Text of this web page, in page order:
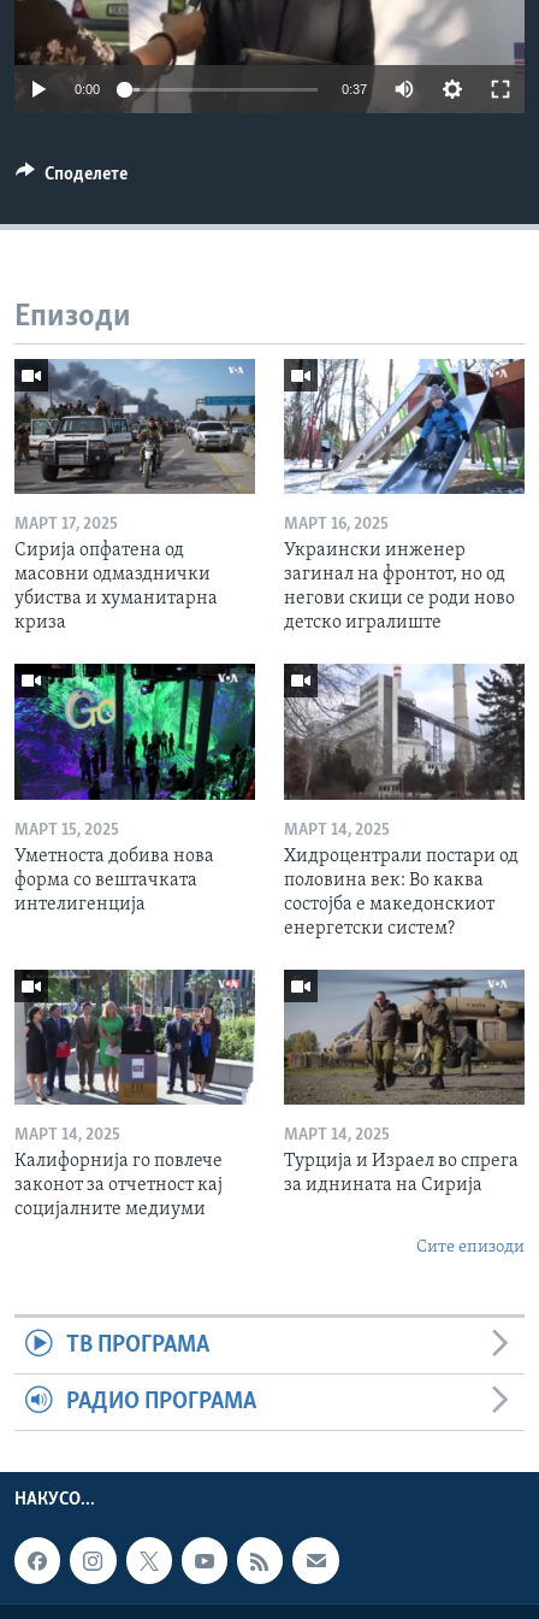
ИНТЕРВЈУА
Јазици
0:00 0:37
Споделете
Епизоди
МАРТ 17, 2025
Сирија опфатена од
масовни одмазднички
убиства и хуманитарна
криза
МАРТ 16, 2025
Украински инженер
загинал на фронтот, но од
негови скици се роди ново
детско игралиште
МАРТ 15, 2025
Уметноста добива нова
форма со вештачката
интелигенција
МАРТ 14, 2025
Хидроцентрали постари од
половина век: Во каква
состојба е македонскиот
енергетски систем?
МАРТ 14, 2025
Калифорнија го повлече
законот за отчетност кај
социјалните медиуми
МАРТ 14, 2025
Турција и Израел во спрега
за иднината на Сирија
Сите епизоди
ТВ ПРОГРАМА
РАДИО ПРОГРАМА
НАКУСО...